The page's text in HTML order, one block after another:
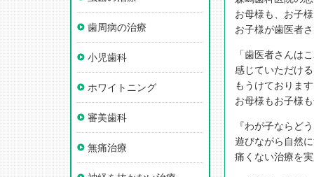
お母様も、お子
お子様が歯医者
「歯医者さんは
感じていただけ
もうけておりま
お母様もお子様
『わが子ならど
遊びながら自然
痛くない治療を
歯周病の治療
小児歯科
ホワイトニング
審美歯科
無痛治療